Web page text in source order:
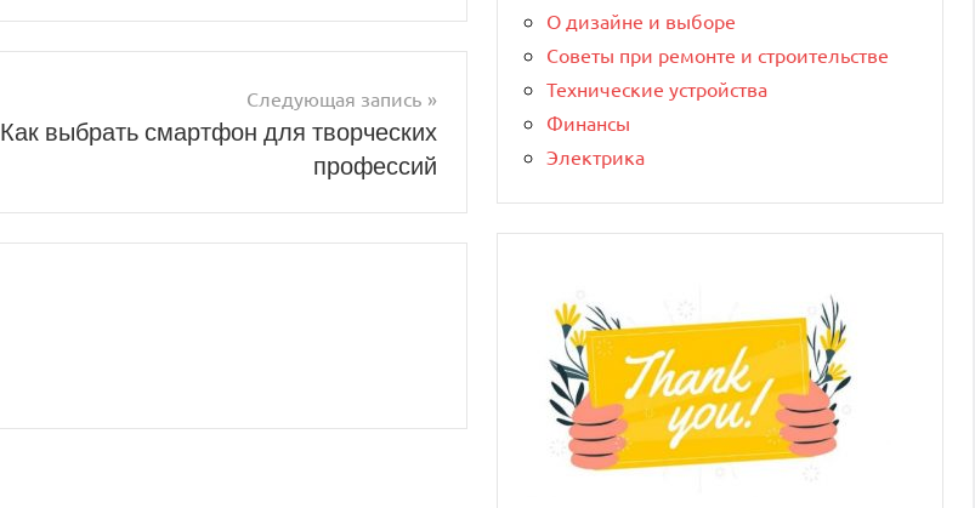
Следующая запись
Как выбрать смартфон для творческих
профессий
О дизайне и выборе
Советы при ремонте и строительстве
Технические устройства
Финансы
Электрика